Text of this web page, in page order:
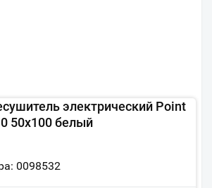
электрический Point
50x100 белый
0098532